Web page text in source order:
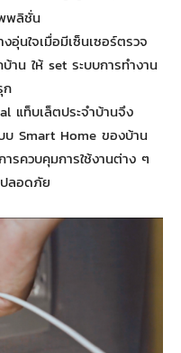
พลิชั่น
นใจเมื่อมีเซ็นเซอร์ตรวจ
น ให้ set ระบบการทำงาน
ก
แท็บเล็ตประจำบ้านจึง
บ Smart Home ของบ้าน
รควบคุมการใช้งานต่าง ๆ
ลอดภัย